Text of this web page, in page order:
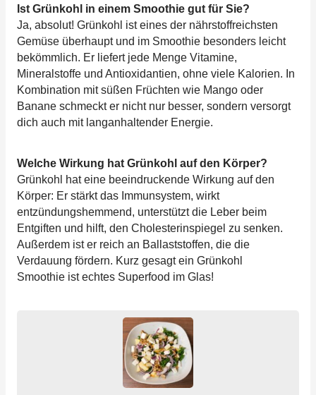
Ist Grünkohl in einem Smoothie gut für Sie?
Ja, absolut! Grünkohl ist eines der nährstoffreichsten
Gemüse überhaupt und im Smoothie besonders leicht
bekömmlich. Er liefert jede Menge Vitamine,
Mineralstoffe und Antioxidantien, ohne viele Kalorien. In
Kombination mit süßen Früchten wie Mango oder
Banane schmeckt er nicht nur besser, sondern versorgt
dich auch mit langanhaltender Energie.
Welche Wirkung hat Grünkohl auf den Körper?
Grünkohl hat eine beeindruckende Wirkung auf den
Körper: Er stärkt das Immunsystem, wirkt
entzündungshemmend, unterstützt die Leber beim
Entgiften und hilft, den Cholesterinspiegel zu senken.
Außerdem ist er reich an Ballaststoffen, die die
Verdauung fördern. Kurz gesagt ein Grünkohl
Smoothie ist echtes Superfood im Glas!